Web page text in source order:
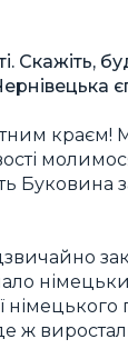
краєм!